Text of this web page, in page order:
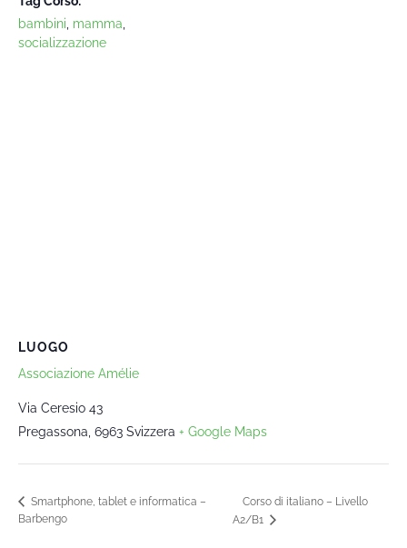
bambini mamma
socializzazione
LUOGO
Associazione Amélie
Via Ceresio 43
Pregassona 6963 Svizzera + Google Maps
Smartphone, tablet e informatica –
Barbengo
Corso di italiano – Livello
A2/B1